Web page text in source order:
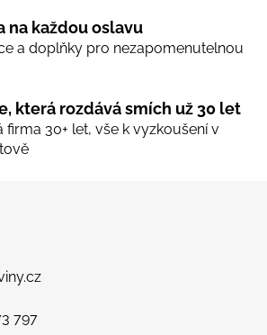
y
v
i
s
na každou oslavu
a doplňky pro nezapomenutelnou
která rozdává smích už 30 let
firma 30+ let, vše k vyzkoušení v
797